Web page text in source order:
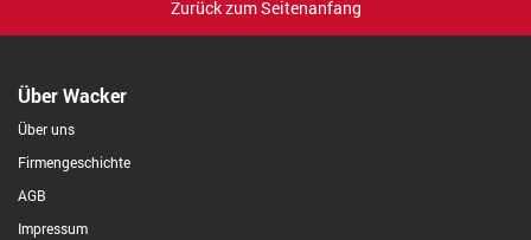
Zurück zum Seitenanfang
Über Wacker
Über uns
Firmengeschichte
AGB
Impressum